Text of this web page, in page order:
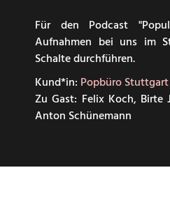
Für den Podcast
Aufnahmen bei uns im
Schalte durchführen.
Kund*in: Popbüro Stuttgart
Zu Gast: Felix Koch, Birte
Anton Schünemann